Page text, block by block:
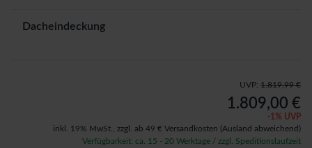
Dacheindeckung
UVP: 1.819,99 €
1.809,00 €
-1 % UVP
inkl. 19% MwSt., zzgl. ab 49 € Versandkosten (Ausland abweichend)
Verfügbarkeit: ca. 15 - 20 Werktage / zzgl. Speditionslaufzeit